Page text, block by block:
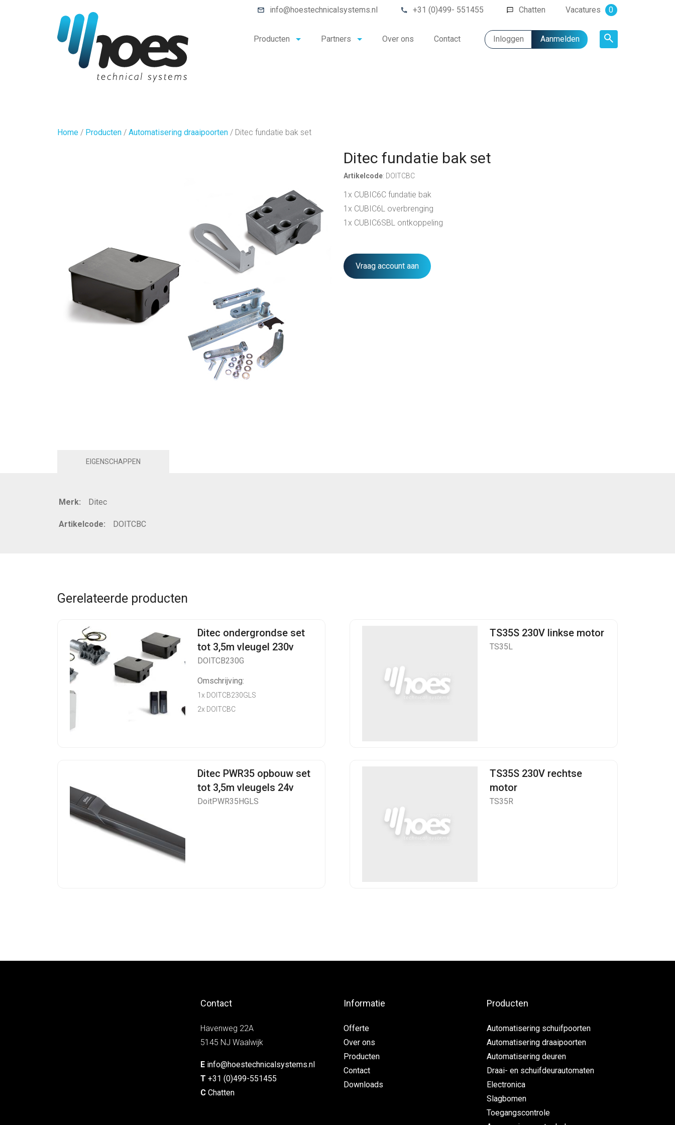
info@hoestechnicalsystems.nl +31 (0)499- 551455 Chatten Vacatures 0
Producten Partners Over ons Contact Inloggen Aanmelden
Home / Producten / Automatisering draaipoorten / Ditec fundatie bak set
Ditec fundatie bak set
Artikelcode: DOITCBC
1x CUBIC6C fundatie bak
1x CUBIC6L overbrenging
1x CUBIC6SBL ontkoppeling
Vraag account aan
EIGENSCHAPPEN
Merk: Ditec
Artikelcode: DOITCBC
Gerelateerde producten
Ditec ondergrondse set
tot 3,5m vleugel 230v
DOITCB230G
Omschrijving:
1x DOITCB230GLS
2x DOITCBC
TS35S 230V linkse motor
TS35L
Ditec PWR35 opbouw set
tot 3,5m vleugels 24v
DoitPWR35HGLS
TS35S 230V rechtse
motor
TS35R
Contact
Havenweg 22A
5145 NJ Waalwijk
E info@hoestechnicalsystems.nl
T +31 (0)499-551455
C Chatten
Informatie
Offerte
Over ons
Producten
Contact
Downloads
Producten
Automatisering schuifpoorten
Automatisering draaipoorten
Automatisering deuren
Draai- en schuifdeurautomaten
Electronica
Slagbomen
Toegangscontrole